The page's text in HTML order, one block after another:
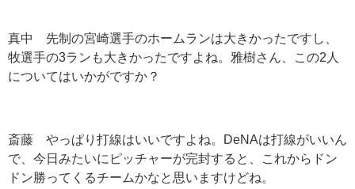
真中 先制の宮崎選手のホームランは大きかったですし、
牧選手の3ランも大きかったですよね。雅樹さん、この2人
についてはいかがですか？
斎藤 やっぱり打線はいいですよね。DeNAは打線がいいん
で、今日みたいにピッチャーが完封すると、これからドン
ドン勝ってくるチームかなと思いますけどね。